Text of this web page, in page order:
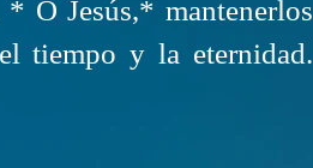
* O Jesús,* mantenerlos
tiempo y la eternidad.